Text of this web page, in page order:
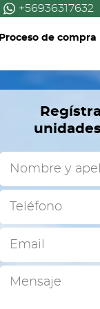
+56936317632
Proceso de compra